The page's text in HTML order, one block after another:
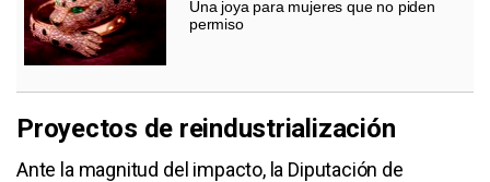
Una joya para mujeres que no piden
permiso
Proyectos de reindustrialización
Ante la magnitud del impacto, la Diputación de